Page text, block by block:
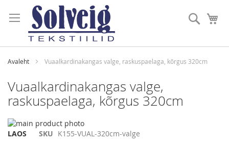
to
Content
Otsi
Avaleht Vuaalkardinakangas valge, raskuspaelaga, kõrgus 320cm
Vuaalkardinakangas valge,
raskuspaelaga, kõrgus 320cm
Skip
to
Skip
LAOS SKU K155-VUAL-320cm-valge